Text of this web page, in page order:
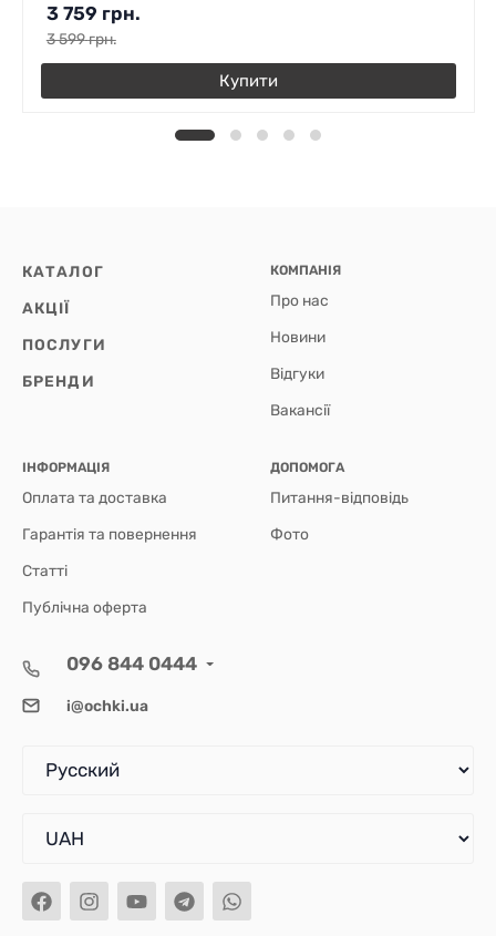
3 759 грн.
3 599грн.
Купити
КАТАЛОГ
АКЦІЇ
ПОСЛУГИ
БРЕНДИ
КОМПАНІЯ
Про нас
Новини
Відгуки
Вакансії
ІНФОРМАЦІЯ
Оплата та доставка
Гарантія та повернення
Статті
Публічна оферта
ДОПОМОГА
Питання-відповідь
Фото
096 844 0444
i@ochki.ua